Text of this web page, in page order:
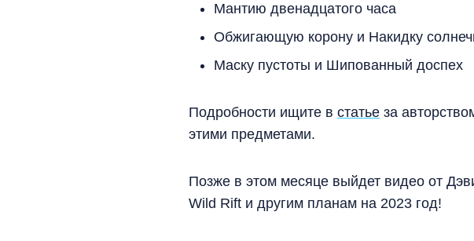
Мантию двенадцатого часа
Обжигающую корону и Накидку
Маску пустоты и Шипованный доспех
Подробности ищите в статье за
этими предметами.
Позже в этом месяце выйдет видео от
Wild Rift и другим планам на 2023 год!